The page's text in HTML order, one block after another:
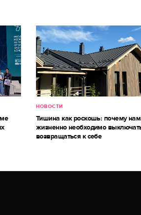
НОВОСТИ
Тишина как роскошь: почему нам
жизненно необходимо
возвращаться к себе